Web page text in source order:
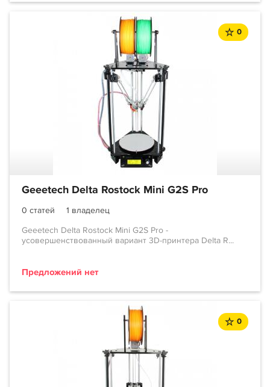
0
Geeetech Delta Rostock Mini G2S Pro
0 статей
1 владелец
Geeetech Delta Rostock Mini G2S Pro -
усовершенствованный вариант 3D-принтера Delta R...
Предложений нет
0